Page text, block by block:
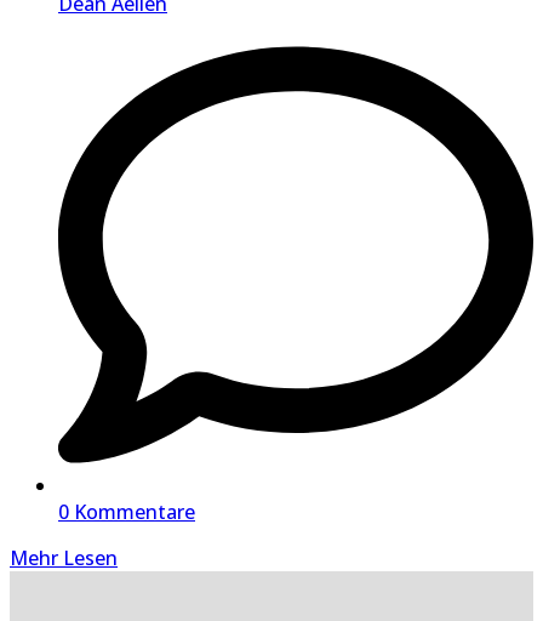
0 Kommentare
Mehr Lesen